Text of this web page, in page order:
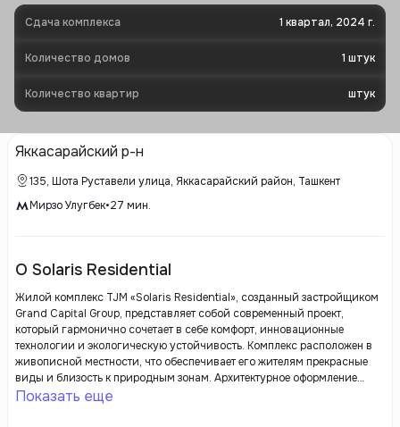
Сдача комплекса 1 квартал, 2024 г.
Количество домов 1 штук
Количество квартир штук
Яккасарайский р-н
135, Шота Руставели улица, Яккасарайский район, Ташкент
Мирзо Улугбек•27 мин.
О Solaris Residential
Жилой комплекс TJM «Solaris Residential», созданный застройщиком
Grand Capital Group, представляет собой современный проект,
который гармонично сочетает в себе комфорт, инновационные
технологии и экологическую устойчивость. Комплекс расположен в
живописной местности, что обеспечивает его жителям прекрасные
виды и близость к природным зонам. Архитектурное оформление
зданий отличается современным стилем, динамичными линиями и
Показать еще